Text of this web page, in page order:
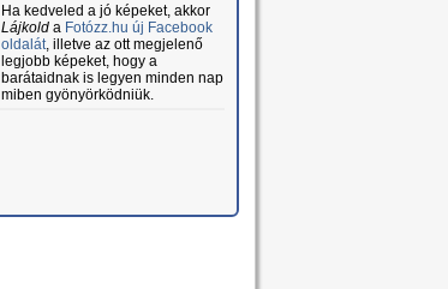
Ha kedveled a jó képeket, akkor
Lájkolda Fotózz.hu új Facebook
oldalát, illetve az ott megjelenő
legjobb képeket, hogy a
barátaidnak is legyen minden nap
miben gyönyörködniük.